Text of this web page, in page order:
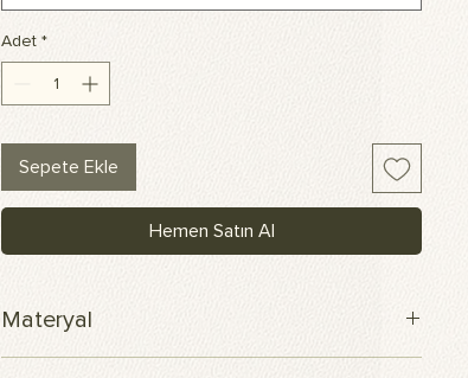
Adet *
Sepete Ekle
Hemen Satın Al
Materyal